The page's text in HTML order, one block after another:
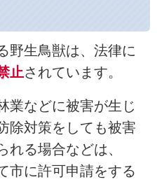
野生鳥獣は、法律に
止されています。
業などに被害が生じ
除対策をしても被害
れる場合などは、
市に許可申請をする